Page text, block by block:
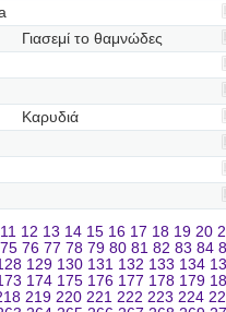
Γιασεμί το θαμνώδες
Καρυδιά
11 12 13 14 15 16 17 18 19 20
75 76 77 78 79 80 81 82 83 84
129 130 131 132 133 134
174 175 176 177 178 179
219 220 221 222 223 224